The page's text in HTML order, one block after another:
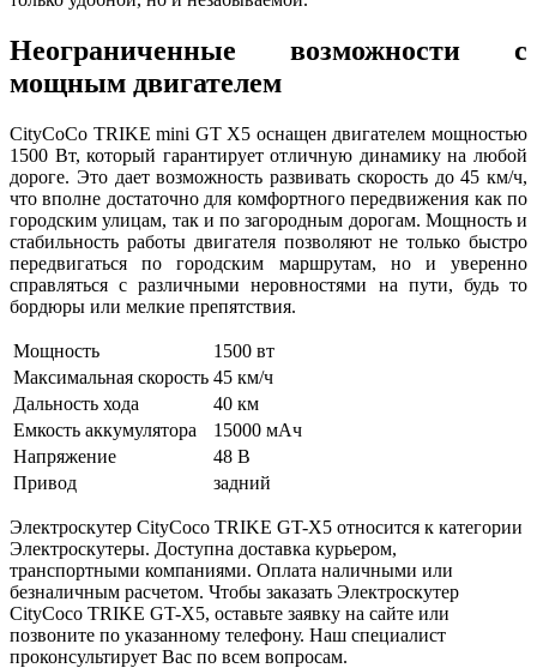
Неограниченные возможности с
мощным двигателем
CityCoCo TRIKE mini GT X5 оснащен двигателем мощностью
1500 Вт, который гарантирует отличную динамику на любой
дороге. Это дает возможность развивать скорость до 45 км/ч,
что вполне достаточно для комфортного передвижения как по
городским улицам, так и по загородным дорогам. Мощность и
стабильность работы двигателя позволяют не только быстро
передвигаться по городским маршрутам, но и уверенно
справляться с различными неровностями на пути, будь то
бордюры или мелкие препятствия.
Мощность
1500 вт
Максимальная скорость 45 км/ч
Дальность хода
40 км
Емкость аккумулятора
15000 мАч
Напряжение
48 В
Привод
задний
Электроскутер CityCoco TRIKE GT-X5 относится к категории
Электроскутеры. Доступна доставка курьером,
транспортными компаниями. Оплата наличными или
безналичным расчетом. Чтобы заказать Электроскутер
CityCoco TRIKE GT-X5, оставьте заявку на сайте или
позвоните по указанному телефону. Наш специалист
проконсультирует Вас по всем вопросам.